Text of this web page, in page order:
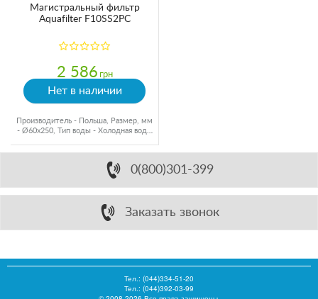
Магистральный фильтр
Aquafilter F10SS2PC
2 586 грн
Нет в наличии
Производитель - Польша, Размер, мм
- Ø60x250, Тип воды - Холодная вода,
0(800)301-399
Заказать звонок
Тел.: (044)334-51-20
Тел.: (044)392-03-99